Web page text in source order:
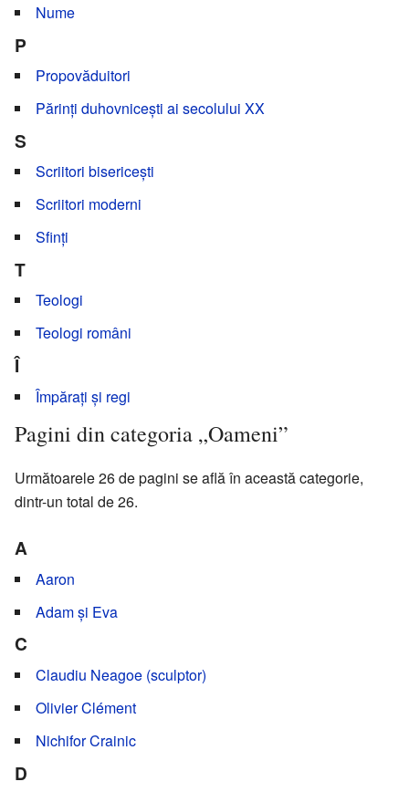
Nume
P
Propovăduitori
Părinți duhovnicești ai secolului XX
S
Scriitori bisericești
Scriitori moderni
Sfinți
T
Teologi
Teologi români
Î
Împărați și regi
Pagini din categoria „Oameni”
Următoarele 26 de pagini se află în această categorie,
dintr-un total de 26.
A
Aaron
Adam și Eva
C
Claudiu Neagoe (sculptor)
Olivier Clément
Nichifor Crainic
D